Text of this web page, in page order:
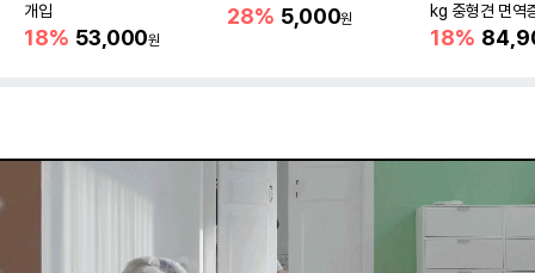
개입
18% 53,000원
28% 5,000원
kg 중형견 면역
18%